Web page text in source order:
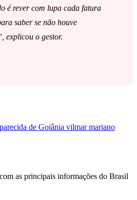
é rever com lupa cada fatura
saber se não houve
explicou o gestor.
de Goiânia vilmar mariano
as principais informações do Brasil